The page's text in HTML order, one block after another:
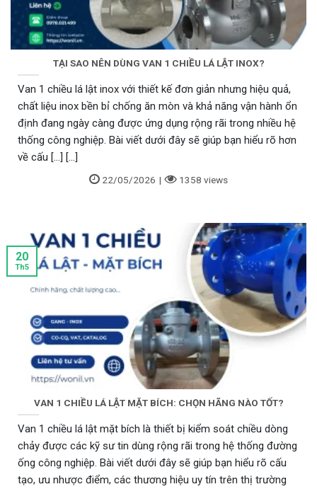
Tìm hiểu thêm: Van 1 chiềul Lá Lật Mặt
Bích Inox DN125 Woni Hàn Quốc
Ngày cập nhật: 14:29 - 12/11/2025
TẠI SAO NÊN DÙNG VAN 1 CHIỀU LÁ LẬT INOX?
Van 1 chiều lá lật inox với thiết kế đơn giản nhưng hiệu quả,
chất liệu inox bền bỉ chống ăn mòn và khả năng vận hành ổn
định đang ngày càng được ứng dụng rộng rãi trong nhiều hệ
thống công nghiệp. Bài viết dưới đây sẽ giúp bạn hiểu rõ hơn
về cấu [...] [...]
22/05/2026 | 1358 views
VAN 1 CHIỀU LÁ LẬT MẶT BÍCH: CHỌN HÃNG NÀO TỐT?
Van 1 chiều lá lật mặt bích là thiết bị kiểm soát chiều dòng
chảy được các kỹ sư tin dùng rộng rãi trong hệ thống đường
ống công nghiệp. Bài viết dưới đây sẽ giúp bạn hiểu rõ cấu
tạo, ưu nhược điểm, các thương hiệu uy tín trên thị trường
20
Th5